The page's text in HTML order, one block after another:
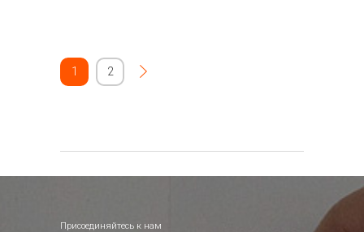
1 2
Присоединяйтесь к нам